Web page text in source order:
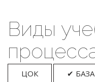
Виды
ЦОК ✔ БАЗА